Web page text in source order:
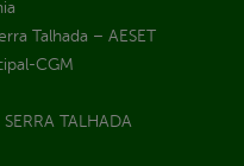
Talhada – AESET
CGM
TALHADA